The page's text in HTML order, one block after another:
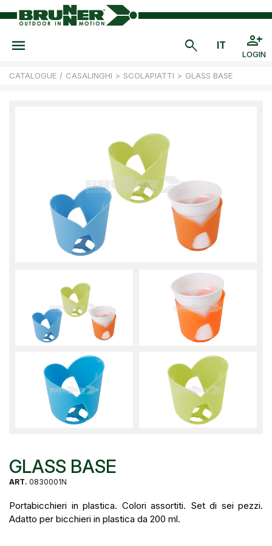
LOGIN
CATALOGUE / CASALINGHI > SCOLAPIATTI > GLASS BASE
GLASS BASE
ART. 0830001N
Portabicchieri in plastica. Colori assortiti. Set di sei pezzi.
Adatto per bicchieri in plastica da 200 ml.